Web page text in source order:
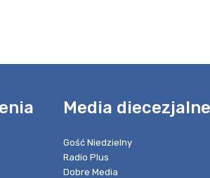
Media diecezjalne
Gość Niedzielny
Radio Plus
Dobre Media